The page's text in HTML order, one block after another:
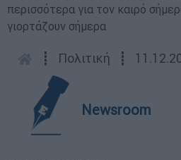
περισσότερα για τον καιρό
γιορτάζουν σήμερα
┋ Πολιτική ┋
Newsroom